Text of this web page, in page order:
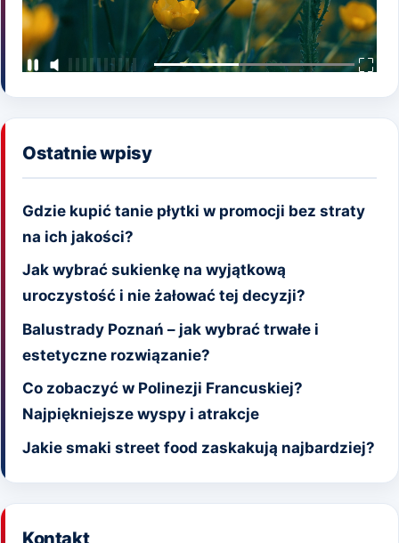
Ostatnie wpisy
Gdzie kupić tanie płytki w promocji bez straty
na ich jakości?
Jak wybrać sukienkę na wyjątkową
uroczystość i nie żałować tej decyzji?
Balustrady Poznań – jak wybrać trwałe i
estetyczne rozwiązanie?
Co zobaczyć w Polinezji Francuskiej?
Najpiękniejsze wyspy i atrakcje
Jakie smaki street food zaskakują najbardziej?
Kontakt